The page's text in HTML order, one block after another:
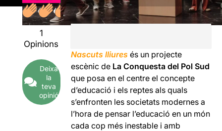
1
Opinions
Deixa
la
teva
opinió
Nascuts lliures és un projecte
escènic de La Conquesta del Pol Sud
que posa en el centre el concepte
d’educació i els reptes als quals
s’enfronten les societats modernes a
l’hora de pensar l’educació en un món
cada cop més inestable i amb